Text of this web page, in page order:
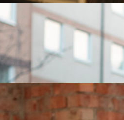
Tv og internett
Slik gjør du det med
med deg abonnementene
du får det beste nettet